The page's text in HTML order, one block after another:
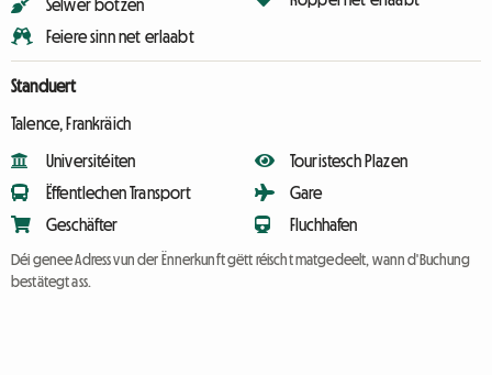
Selwer botzen
Feiere sinn net erlaabt
Standuert
Talence, Frankräich
Universitéiten
Ëffentlechen Transport
Geschäfter
Touristesch Plazen
Gare
Fluchhafen
Déi genee Adress vun der Ënnerkunft gëtt réischt matgedeelt, wann d'Buchung
bestätegt ass.